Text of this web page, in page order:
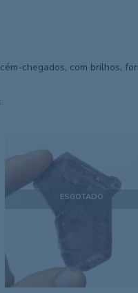
chegados, com brilhos,
ESGOTADO